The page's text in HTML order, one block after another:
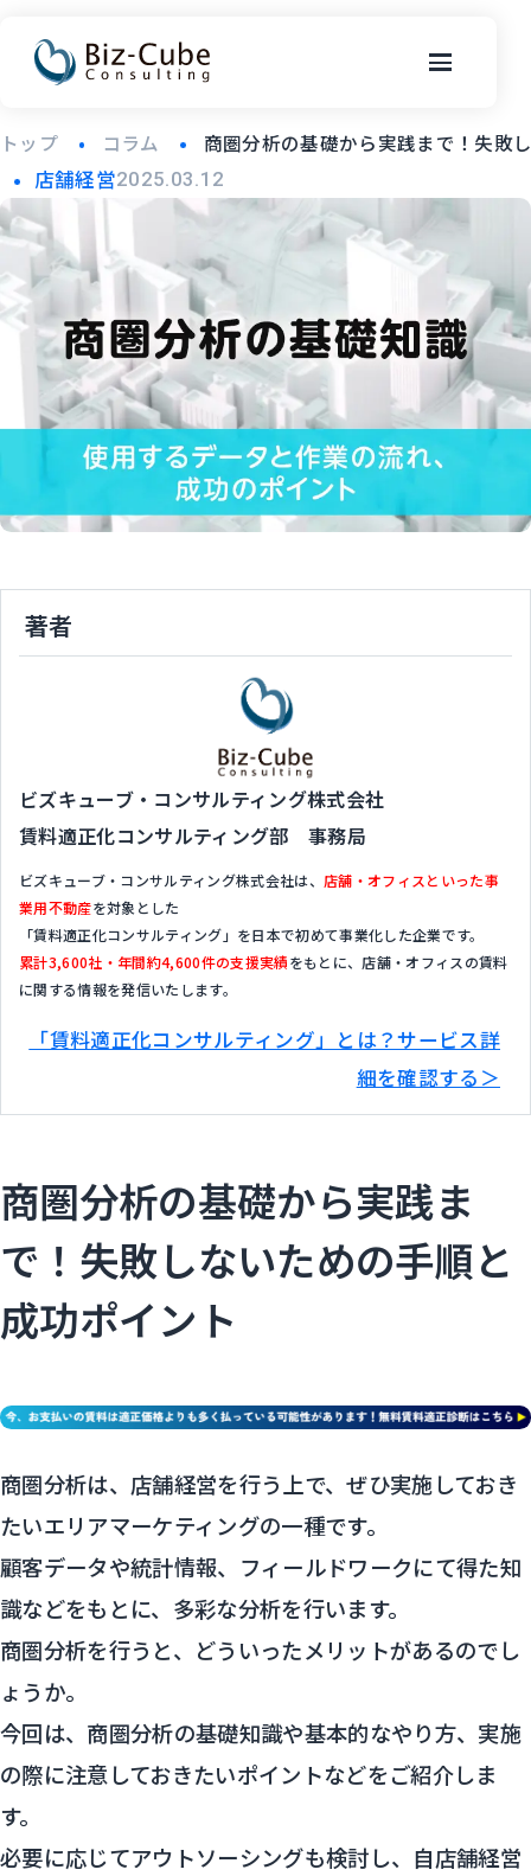
トップ コラム 商圏分析の基礎から実践まで！失敗
店舗経営2025.03.12
著者
ビズキューブ・コンサルティング株式会社
賃料適正化コンサルティング部 事務局
ビズキューブ・コンサルティング株式会社は、 店舗・オフィスといった事
業用不動産を対象とした
「賃料適正化コンサルティング」を日本で初めて事業化した企業です。
累計3,600社・年間約4,600件の支援実績をもとに、店舗・オフィスの賃料
に関する情報を発信いたします。
「賃料適正化コンサルティング」とは？サービス詳
細を確認する＞
商圏分析の基礎から実践ま
で！失敗しないための手順と
成功ポイント
商圏分析は、店舗経営を行う上で、ぜひ実施しておき
たいエリアマーケティングの一種です。
顧客データや統計情報、フィールドワークにて得た知
識などをもとに、多彩な分析を行います。
商圏分析を行うと、どういったメリットがあるのでし
ょうか。
今回は、商圏分析の基礎知識や基本的なやり方、実施
の際に注意しておきたいポイントなどをご紹介しま
す。
必要に応じてアウトソーシングも検討し、自店舗経営